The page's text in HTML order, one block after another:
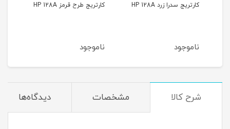
کارتریج سدرا زرد HP 128A
ناموجود
کارتریج طرح قرمز HP 128A
ناموجود
شرح کالا مشخصات دیدگاه‌ها